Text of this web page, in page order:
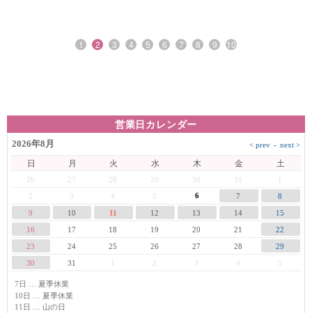
1 2 3 4 5 6 7 8 9 10
営業日カレンダー
2026年8月
日 月 火 水 木 金 土
26 27 28 29 30 31
1
3 4 5 6 7
8
9
10 11 12 13 14
15
16
17 18 19 20 21
22
23
24 25 26 27 28
29
30
31 1 3 4 5
7日 … 夏季休業
10日 … 夏季休業
11日 … 山の日